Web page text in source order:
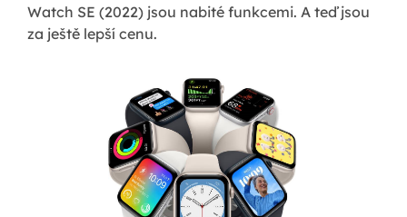
Watch SE (2022) jsou nabité funkcemi. A teď jsou
za ještě lepší cenu.